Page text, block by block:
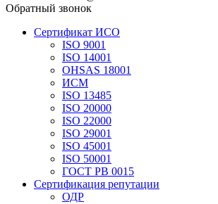
Обратный звонок
Сертификат ИСО
ISO 9001
ISO 14001
OHSAS 18001
ИСМ
ISO 13485
ISO 20000
ISO 22000
ISO 29001
ISO 45001
ISO 50001
ГОСТ РВ 0015
Сертификация репутации
ОДР